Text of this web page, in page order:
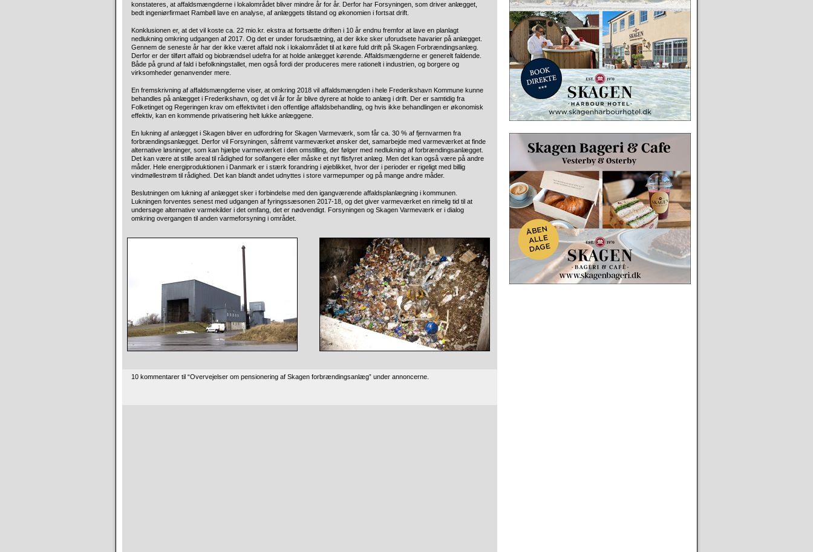
konstateres, at affaldsmængderne i lokalområdet bliver mindre år for år. Derfor har Forsyningen, som driver anlægget,
bedt ingeniørfirmaet Rambøll lave en analyse, af anlæggets tilstand og økonomien i fortsat drift.
Konklusionen er, at det vil koste ca. 22 mio.kr. ekstra at fortsætte driften i 10 år endnu fremfor at lave en planlagt
nedlukning omkring udgangen af 2017. Og det er under forudsætning, at der ikke sker uforudsete havarier på anlægget.
Gennem de seneste år har der ikke været affald nok i lokalområdet til at køre fuld drift på Skagen Forbrændingsanlæg.
Derfor er der tilført affald og biobrændsel udefra for at holde anlægget kørende. Affaldsmængderne er generelt faldende.
Både på grund af fald i befolkningstallet, men også fordi der produceres mere rationelt i industrien, og borgere og
virksomheder genanvender mere.
En fremskrivning af affaldsmængderne viser, at omkring 2018 vil affaldsmængden i hele Frederikshavn Kommune kunne
behandles på anlægget i Frederikshavn, og det vil år for år blive dyrere at holde to anlæg i drift. Der er samtidig fra
Folketinget og Regeringen krav om effektivitet i den offentlige affaldsbehandling, og hvis ikke behandlingen er økonomisk
effektiv, kan en kommende privatisering helt lukke anlæggene.
En lukning af anlægget i Skagen bliver en udfordring for Skagen Varmeværk, som får ca. 30 % af fjernvarmen fra
forbrændingsanlægget. Derfor vil Forsyningen, såfremt varmeværket ønsker det, samarbejde med varmeværket at finde
alternative løsninger, som kan hjælpe varmeværket i den omstilling, der følger med nedlukning af forbrændingsanlægget.
Det kan være at stille areal til rådighed for solfangere eller måske et nyt flisfyret anlæg. Men det kan også være på andre
måder. Hele energiproduktionen i Danmark er i stærk forandring i øjeblikket, hvor der i perioder er rigeligt med billig
vindmøllestrøm til rådighed. Det kan blandt andet udnyttes i store varmepumper og på mange andre måder.
Beslutningen om lukning af anlægget sker i forbindelse med den igangværende affaldsplanlægning i kommunen.
Lukningen forventes senest med udgangen af fyringssæsonen 2017-18, og det giver varmeværket en rimelig tid til at
undersøge alternative varmekilder i det omfang, det er nødvendigt. Forsyningen og Skagen Varmeværk er i dialog
omkring overgangen til anden varmeforsyning i området.
10 kommentarer til “Overvejelser om pensionering af Skagen forbrændingsanlæg” under annoncerne.